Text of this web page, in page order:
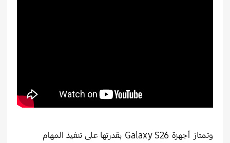
وتمتاز أجهزة Galaxy S26 بقدرتها على تنفيذ المهام